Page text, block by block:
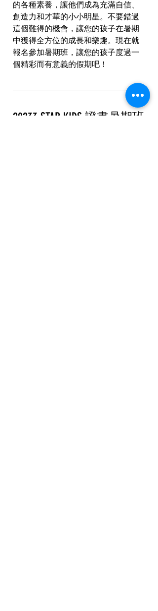
的各種素養，讓他們成為充滿自信、
創造力和才華的小小明星。不要錯過
這個難得的機會，讓您的孩子在暑期
中獲得全方位的成長和樂趣。現在就
報名參加暑期班，讓您的孩子度過一
個精彩而有意義的假期吧！
20233 STAR KIDS 證書暑期班